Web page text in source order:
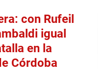
con Rufeil
igual
en la
Córdoba